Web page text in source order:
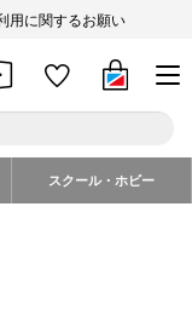
用に関するお願い
スクール・ホビー